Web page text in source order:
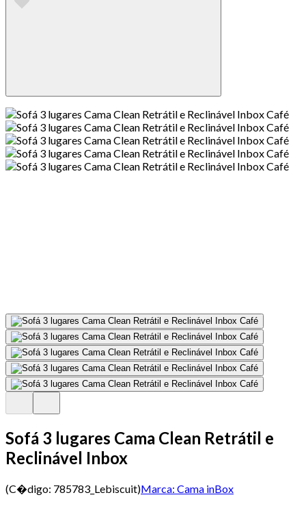
Sofá 3 lugares Cama Clean Retrátil e
Reclinável Inbox
(C�digo: 785783_Lebiscuit)Marca: Cama inBox